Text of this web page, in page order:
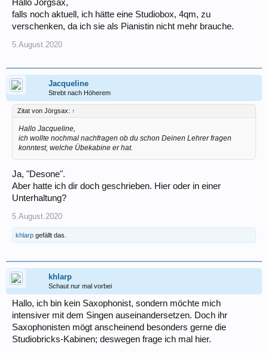
Hallo Jörgsax,
falls noch aktuell, ich hätte eine Studiobox, 4qm, zu
verschenken, da ich sie als Pianistin nicht mehr brauche.
5.August.2020
Jacqueline
Strebt nach Höherem
Zitat von Jörgsax: ↑
Hallo Jacqueline,
ich wollte nochmal nachfragen ob du schon Deinen Lehrer fragen
konntest, welche Übekabine er hat.
Ja, "Desone".
Aber hatte ich dir doch geschrieben. Hier oder in einer
Unterhaltung?
5.August.2020
khlarp gefällt das.
khlarp
Schaut nur mal vorbei
Hallo, ich bin kein Saxophonist, sondern möchte mich
intensiver mit dem Singen auseinandersetzen. Doch ihr
Saxophonisten mögt anscheinend besonders gerne die
Studiobricks-Kabinen; deswegen frage ich mal hier.